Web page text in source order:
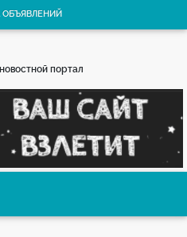
ОБЪЯВЛЕНИЙ
портал